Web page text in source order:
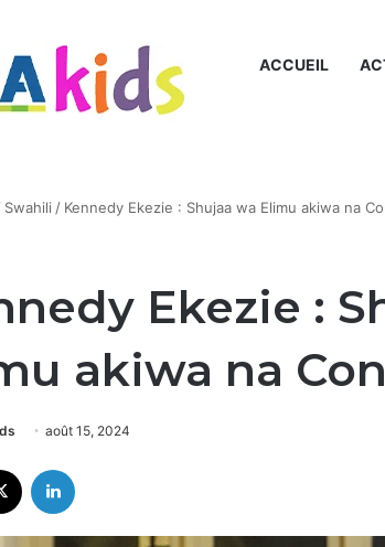
ACCUEIL
Swahili / Kennedy Ekezie : Shujaa wa Elimu akiwa na
Ekezie :
akiwa na
août 15, 2024